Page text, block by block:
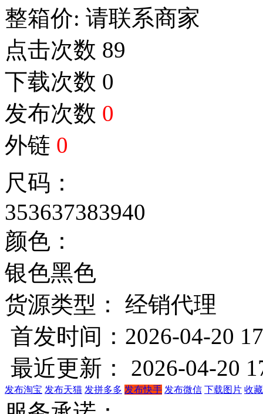
整箱价: 请联系商家
点击次数 89
下载次数 0
发布次数 0
外链 0
尺码：
353637383940
颜色：
银色黑色
货源类型： 经销代理
首发时间：2026-04-20
最近更新： 2026-04-20
发布淘宝 发布天猫 发拼多多 发布快手 发布微信 下载图片 收